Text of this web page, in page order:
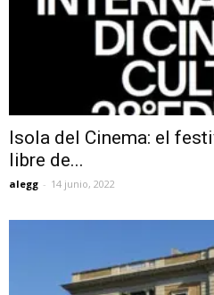
Isola del Cinema: el
libre de...
alegg - 14 junio, 2022